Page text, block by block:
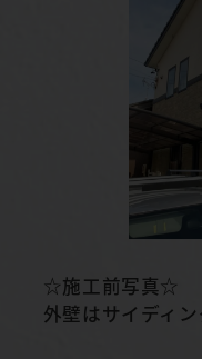
☆施工前写真☆
外壁はサイディン